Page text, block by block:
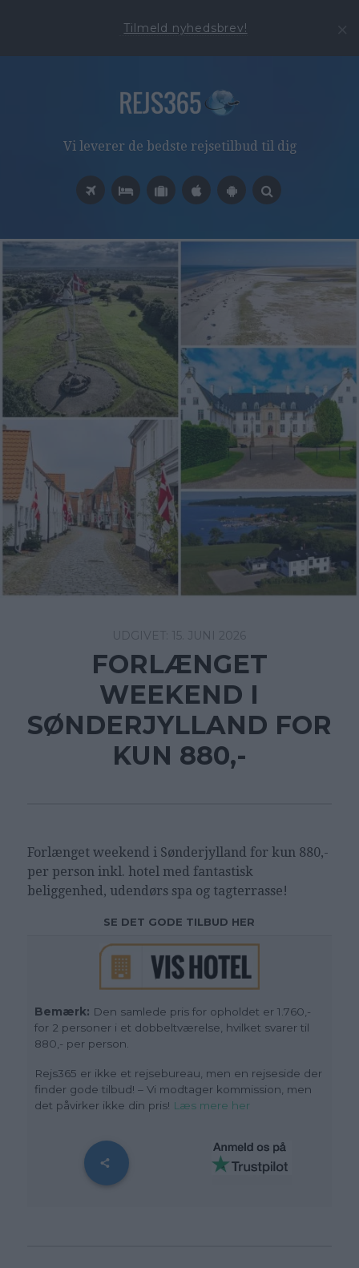
Tilmeld nyhedsbrev!
Vi leverer de bedste rejsetilbud til dig
15. JUNI 2026
FORLÆNGET
WEEKEND I
SØNDERJYLLAND FOR
KUN 880,-
Forlænget weekend i Sønderjylland for kun 880,-
per person inkl. hotel med fantastisk
beliggenhed, udendørs spa og tagterrasse!
SE DET GODE TILBUD HER
Bemærk: Den samlede pris for opholdet er 1.760,-
for 2 personer i et dobbeltværelse, hvilket svarer til
880,- per person.
Rejs365 er ikke et rejsebureau, men en rejseside der
finder gode tilbud! – Vi modtager kommission, men
det påvirker ikke din pris! Læs mere her